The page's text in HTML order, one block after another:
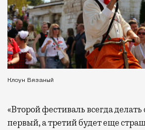
Клоун Вязаный
«Второй фестиваль всегда
первый, а третий будет еще